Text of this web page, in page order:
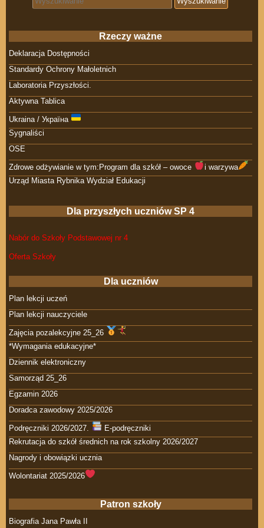
Rzeczy ważne
Deklaracja Dostępności
Standardy Ochrony Małoletnich
Laboratoria Przyszłości.
Aktywna Tablica
Ukraina / Україна
Sygnaliści
OSE
Zdrowe odżywianie w tym:Program dla szkół – owoce
i warzywa
Urząd Miasta Rybnika Wydział Edukacji
Dla przyszłych uczniów SP 4
Nabór do Szkoły Podstawowej nr 4
Oferta Szkoły
Dla uczniów
Plan lekcji uczeń
Plan lekcji nauczyciele
Zajęcia pozalekcyjne 25_26
*Wymagania edukacyjne*
Dziennik elektroniczny
Samorząd 25_26
Egzamin 2026
Doradca zawodowy 2025/2026
Podręczniki 2026/2027.
E-podręczniki
Rekrutacja do szkół średnich na rok szkolny 2026/2027
Nagrody i obowiązki ucznia
Wolontariat 2025/2026
Patron szkoły
Biografia Jana Pawła II